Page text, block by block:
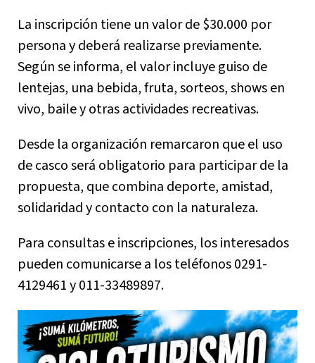
La inscripción tiene un valor de $30.000 por
persona y deberá realizarse previamente.
Según se informa, el valor incluye guiso de
lentejas, una bebida, fruta, sorteos, shows en
vivo, baile y otras actividades recreativas.
Desde la organización remarcaron que el uso
de casco será obligatorio para participar de la
propuesta, que combina deporte, amistad,
solidaridad y contacto con la naturaleza.
Para consultas e inscripciones, los interesados
pueden comunicarse a los teléfonos 0291-
4129461 y 011-33489897.